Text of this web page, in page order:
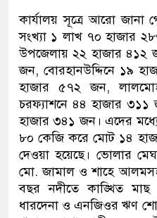
কার্যালয় সূত্রে আরো জানা
সংখ্যা ১ লাখ ৭০ হাজার
উপজেলায় ২২ হাজার ৪১২
জন, বোরহানউদ্দিনে ১৯
হাজার ৫৭২ জন,
চরফ্যাশনে ৪৪ হাজার
হাজার ৩৪১ জন। এদের
৮০ কেজি করে মোট ১৪
দেওয়া হয়েছে। ভোলার
মো. জামাল ও শাহে
বছর নদীতে কাঙ্খিত
ধারদেনা ও এনজিওর ঋণ